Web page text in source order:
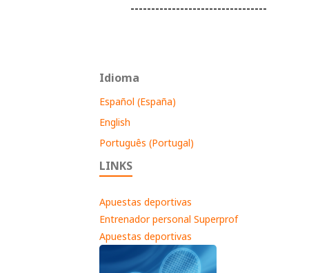
---------------------------------
Idioma
Español (España)
English
Português (Portugal)
LINKS
Apuestas deportivas
Entrenador personal Superprof
Apuestas deportivas